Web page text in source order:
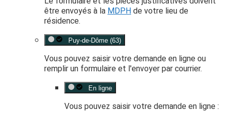
être envoyés à la MDPHde votre lieu de
résidence.
Puy-de-Dôme (63)
Vous pouvez saisir votre demande en ligne ou
remplir un formulaire et l'envoyer par courrier.
En ligne
Vous pouvez saisir votre demande en ligne :